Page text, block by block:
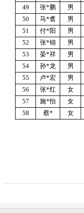
49
张*鹏 男
50
马*翥 男
51
付*阳 男
52
张*锦 男
53
晏*祥 男
54
孙*龙 男
55
卢*宏 男
56
张*红 女
57
施*怡 女
58
蔡* 女